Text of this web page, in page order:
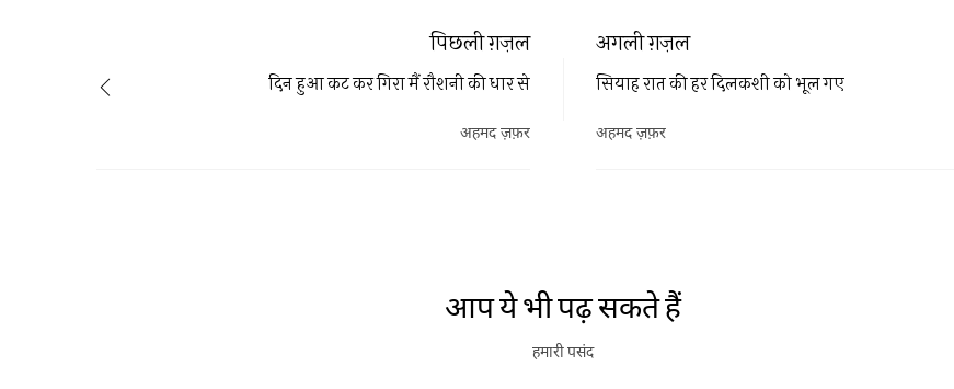
अगली ग़ज़ल
सियाह रात की हर दिलकशी को भूल गए
अहमद ज़फ़र
पिछली ग़ज़ल
दिन हुआ कट कर गिरा मैं रौशनी की धार से
अहमद ज़फ़र
आप ये भी पढ़ सकते हैं
हमारी पसंद